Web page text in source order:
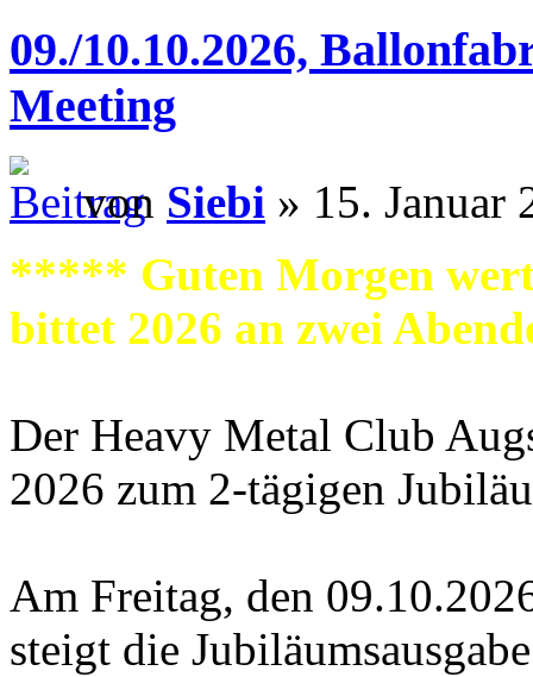
09./10.10.2026,
Meeting
von Siebi » 15. Januar
***** Guten Morgen
bittet 2026 an zwei
Der Heavy Metal Club
2026 zum 2-tägigen
Am Freitag, den
steigt die